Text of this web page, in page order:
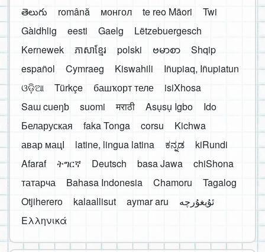
తెలుగు
română монгол te reo Māori
Twi
Gàidhlig
eesti Gaelg
Lëtzebuergesch
Kernewek
ភាសាខ្មែរ polski ဗမာစာ
Shqip
español
Cymraeg Kiswahili
Iñupiaq, Iñupiatun
ଓଡ଼ିଆ
Türkçe башҡорт теле
isiXhosa
Saɯ cueŋƅ
suomi मराठी Asụsụ Igbo
Ido
Беларуская
faka Tonga corsu
Kichwa
авар мацӀ
latine, lingua latina ಕನ್ನಡ
kiRundi
Afaraf
ትግርኛ Deutsch basa Jawa
chiShona
татарча
Bahasa Indonesia Chamoru
Tagalog
Otjiherero
kalaallisut aymar aru
Ελληνικά